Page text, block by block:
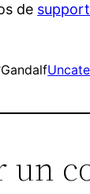
de
Gandalf
un